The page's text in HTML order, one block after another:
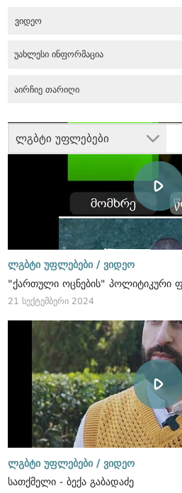
ვიდეო
ლგბტი უფლებები
უახლესი ინფორმაცია
ლგბტი უფლებები / ვიდეო
"ქართული ოცნების" პოლიტიკური
21 სექტემბერი 2024
ლგბტი უფლებები / ვიდეო
სათქმელი - ბექა გაბადაძე